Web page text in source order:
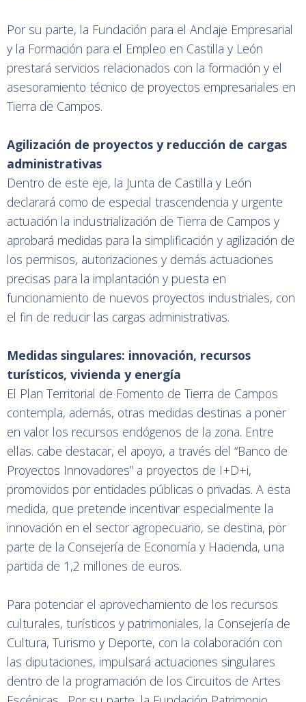
Por su parte, la Fundación para el Anclaje Empresarial
y la Formación para el Empleo en Castilla y León
prestará servicios relacionados con la formación y el
asesoramiento técnico de proyectos empresariales en
Tierra de Campos.
Agilización de proyectos y reducción de cargas
administrativas
Dentro de este eje, la Junta de Castilla y León
declarará como de especial trascendencia y urgente
actuación la industrialización de Tierra de Campos y
aprobará medidas para la simplificación y agilización de
los permisos, autorizaciones y demás actuaciones
precisas para la implantación y puesta en
funcionamiento de nuevos proyectos industriales, con
el fin de reducir las cargas administrativas.
Medidas singulares: innovación, recursos
turísticos, vivienda y energía
El Plan Territorial de Fomento de Tierra de Campos
contempla, además, otras medidas destinas a poner
en valor los recursos endógenos de la zona. Entre
ellas. cabe destacar, el apoyo, a través del “Banco de
Proyectos Innovadores” a proyectos de I+D+i,
promovidos por entidades públicas o privadas. A esta
medida, que pretende incentivar especialmente la
innovación en el sector agropecuario, se destina, por
parte de la Consejería de Economía y Hacienda, una
partida de 1,2 millones de euros.
Para potenciar el aprovechamiento de los recursos
culturales, turísticos y patrimoniales, la Consejería de
Cultura, Turismo y Deporte, con la colaboración con
las diputaciones, impulsará actuaciones singulares
dentro de la programación de los Circuitos de Artes